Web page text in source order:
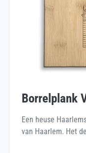
Borrelplank
Een heuse
van Haarlem. Het